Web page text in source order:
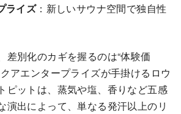
ライズ：新しいサウナ空間で独自性
差別化のカギを握るのは“体験価
アエンタープライズが手掛けるロウ
ピットは、蒸気や塩、香りなど五感
演出によって、単なる発汗以上のリ